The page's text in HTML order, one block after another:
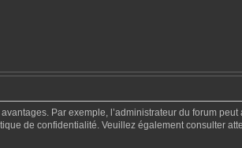
Par exemple, l’administrateur du forum
de confidentialité. Veuillez également consulter